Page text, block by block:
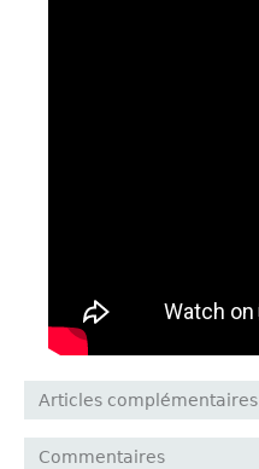
Articles complémentaires
Commentaires